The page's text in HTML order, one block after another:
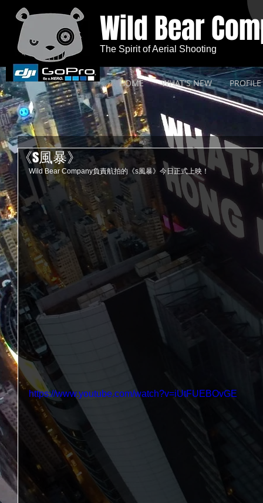
HOME WHAT'S NEW PROFILE
Wild Bear
The Spirit of Aerial Shooting
《s風暴》
Wild Bear Company負責航拍的《s風暴》今日正式上映！
https://www.youtube.com/watch?v=iUtFUEBOvGE